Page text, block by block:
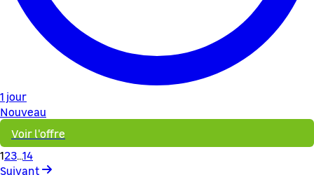
1 jour
Nouveau
Voir l'offre
123...14
Suivant